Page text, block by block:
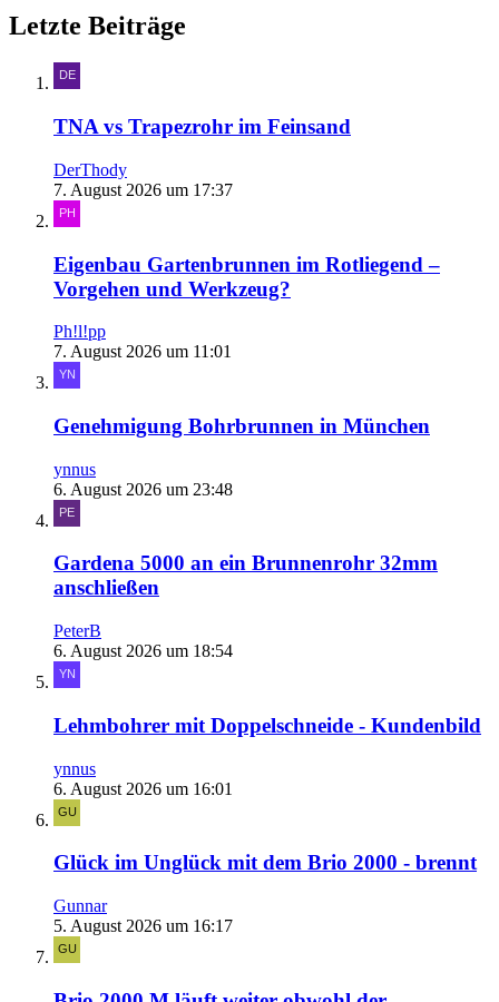
Letzte Beiträge
TNA vs Trapezrohr im Feinsand
DerThody
7. August 2026 um 17:37
Eigenbau Gartenbrunnen im Rotliegend –
Vorgehen und Werkzeug?
Ph!l!pp
7. August 2026 um 11:01
Genehmigung Bohrbrunnen in München
ynnus
6. August 2026 um 23:48
Gardena 5000 an ein Brunnenrohr 32mm
anschließen
PeterB
6. August 2026 um 18:54
Lehmbohrer mit Doppelschneide - Kundenbild
ynnus
6. August 2026 um 16:01
Glück im Unglück mit dem Brio 2000 - brennt
Gunnar
5. August 2026 um 16:17